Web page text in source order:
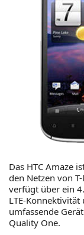
Das HTC Amaze
den Netzen von
verfügt über ein
LTE-
umfassende
Quality One.